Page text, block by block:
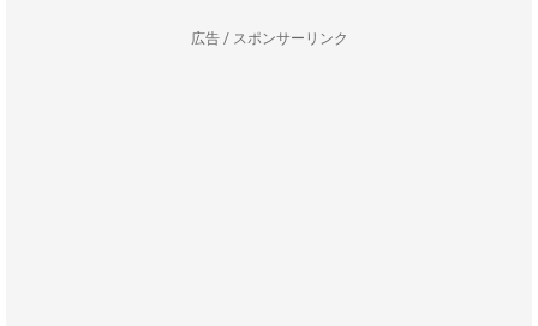
広告 / スポンサーリンク